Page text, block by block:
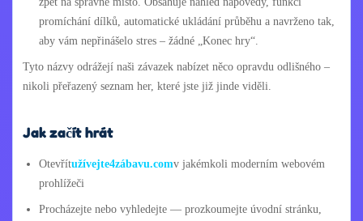
promíchání dílků, automatické ukládání průběhu a navrženo tak,
aby vám nepřinášelo stres – žádné „Konec hry“.
Tyto názvy odrážejí naši závazek nabízet něco opravdu odlišného –
nikoli přeřazený seznam her, které jste již jinde viděli.
Jak začít hrát
Otevřítužívejte4zábavu.comv jakémkoli moderním webovém
prohlížeči
Procházejte nebo vyhledejte — prozkoumejte úvodní stránku,